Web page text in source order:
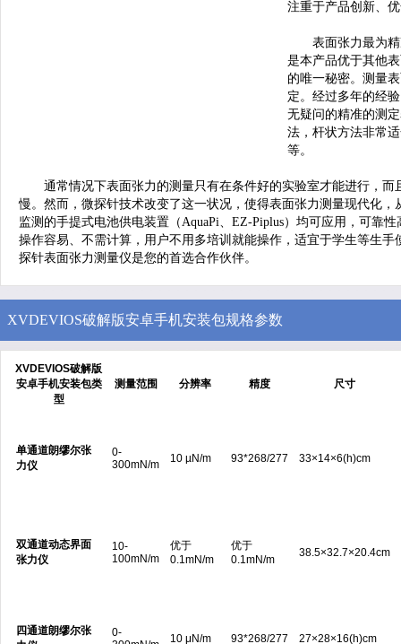
注重于产品创新、
表面张力最为
是本产品优于其他
的唯一秘密。测量
定。经过多年的经
无疑问的精准的测
法，杆状方法非常
等。
通常情况下表面张力的测量只有在条件好的实验室才能进行，
慢。然而，微探针技术改变了这一状况，使得表面张力测量现代化
监测的手提式电池供电装置（AquaPi、EZ-Piplus）均可应用，可靠
操作容易、不需计算，用户不用多培训就能操作，适宜于学生等生
探针表面张力测量仪是您的首选合作伙伴。
XVDEVIOS破解版安卓手机安装包规格参数
XVDEVIOS破解版
安卓手机安装包类
型
测量范围 分辨率 精度 尺寸
单通道朗缪尔张
力仪
0-
300mN/m
10 µN/m 93*268/277 33×14×6(h)cm
双通道动态界面
张力仪
10-
100mN/m
优于
0.1mN/m
优于
0.1mN/m
38.5×32.7×20.4cm
四通道朗缪尔张
0-
10 μN/m 93*268/277 27×28×16(h)cm